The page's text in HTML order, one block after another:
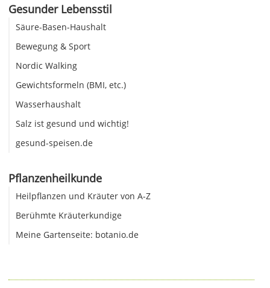
Gesunder Lebensstil
Säure-Basen-Haushalt
Bewegung & Sport
Nordic Walking
Gewichtsformeln (BMI, etc.)
Wasserhaushalt
Salz ist gesund und wichtig!
gesund-speisen.de
Pflanzenheilkunde
Heilpflanzen und Kräuter von A-Z
Berühmte Kräuterkundige
Meine Gartenseite: botanio.de